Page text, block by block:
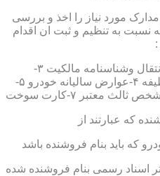
مدارک مورد نیاز را اخذ و بررسی
نسبت به تنظیم و ثبت ان اقدام
:
۱-مدارک مالکیت ۲-تائیدیه نقل وانتقال وشناسنامه مالکیت ۳-
مدارک هویتی وشخصی ونظام وظیفه ۴-عوارض سالیانه خودرو ۵-
که باید بنام فروشنده باشد
اسناد رسمی بنام فروشنده شده